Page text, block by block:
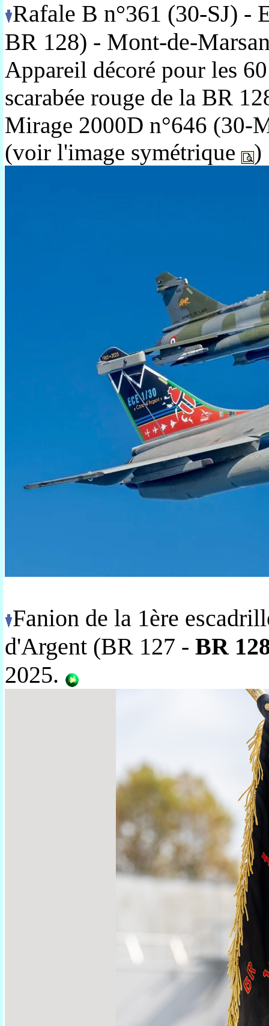
Rafale B n°361 (30-SJ) -
BR 128) - Mont-de-
Appareil décoré pour les
scarabée rouge de la BR
Mirage 2000D n°646 (30-
(voir l'image symétrique
)
Fanion de la 1ère
d'Argent (BR 127 - BR
2025.